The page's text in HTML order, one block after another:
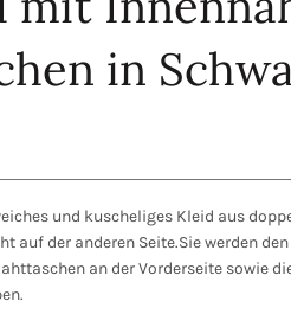
in
und kuscheliges Kleid aus
auf der anderen Seite.Sie werden
an der Vorderseite sowie